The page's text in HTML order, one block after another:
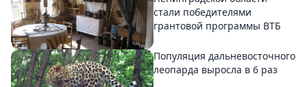
стали победителями
грантовой программы ВТБ
Популяция дальневосточного
леопарда выросла в 6 раз